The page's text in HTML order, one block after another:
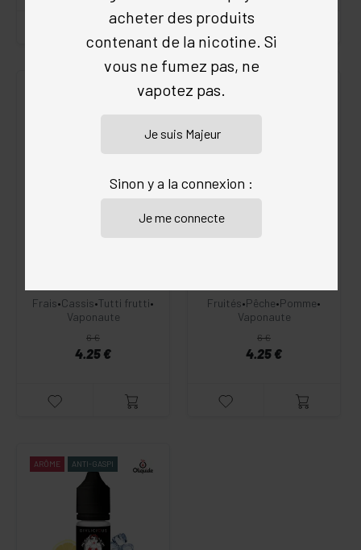
Frais•Cassis•Tutti frutti•
Vaponaute
6 €
4.25 €
ARÔME
Fruités•Pêche•Pomme•
Vaponaute
6 €
4.25 €
ARÔME ANTI-GASPI
acheter des produits
contenant de la nicotine. Si
vous ne fumez pas, ne
vapotez pas.
Sinon y a la connexion :